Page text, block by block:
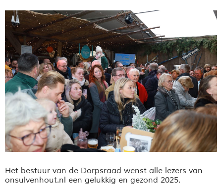
Het bestuur van de Dorpsraad wenst alle lezers van
onsulvenhout.nl een gelukkig en gezond 2025.